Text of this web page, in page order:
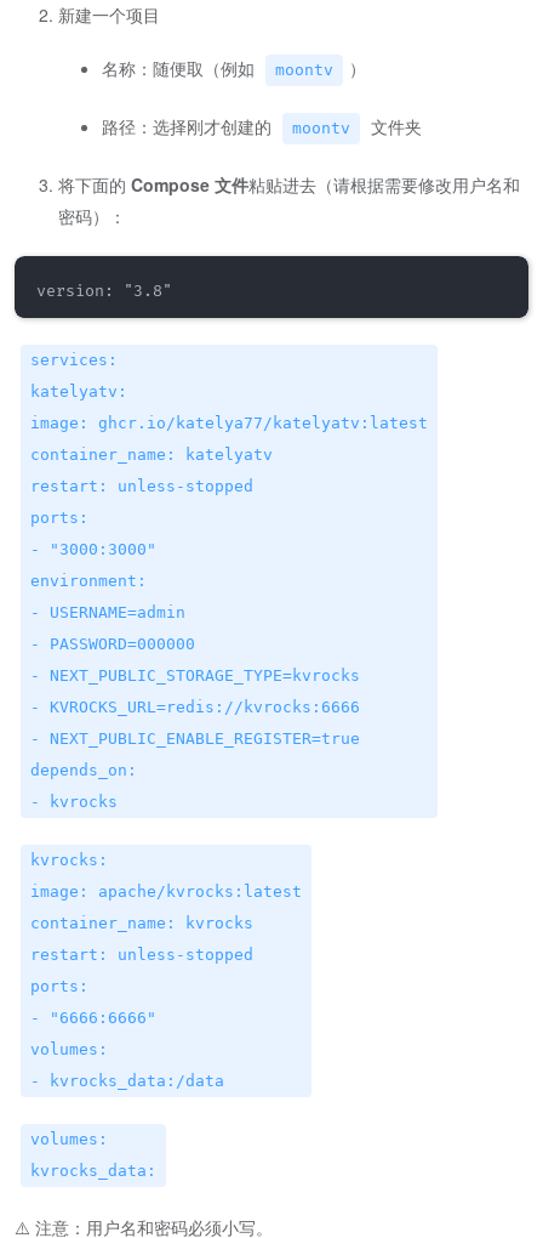
新建一个项目
名称：随便取（例如 moontv ）
路径：选择刚才创建的 moontv 文件夹
将下面的 Compose 文件粘贴进去（请根据需要修改用户名和
密码）：
services:
katelyatv:
image: ghcr.io/katelya77/katelyatv:latest
container_name: katelyatv
restart: unless-stopped
ports:
- "3000:3000"
environment:
- USERNAME=admin
- PASSWORD=000000
- NEXT_PUBLIC_STORAGE_TYPE=kvrocks
- KVROCKS_URL=redis://kvrocks:6666
- NEXT_PUBLIC_ENABLE_REGISTER=true
depends_on:
- kvrocks
kvrocks:
image: apache/kvrocks:latest
container_name: kvrocks
restart: unless-stopped
ports:
- "6666:6666"
volumes:
- kvrocks_data:/data
volumes:
kvrocks_data:
⚠️ 注意：用户名和密码必须小写。